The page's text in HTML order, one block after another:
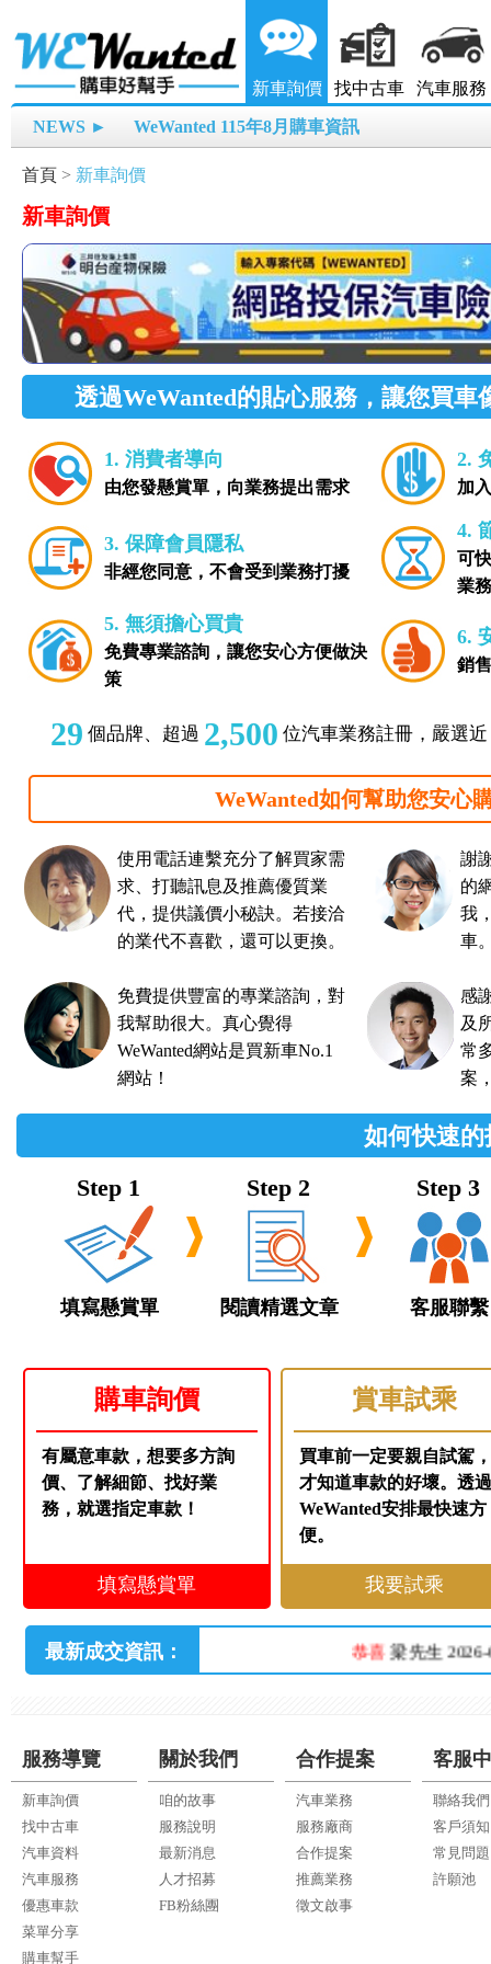
新車詢價 找中古車 汽車服務
NEWS ► WeWanted 115年8月購車資訊
首頁 > 新車詢價
新車詢價
透過WeWanted的貼心服務，讓您買車
1. 消費者導向
由您發懸賞單，向業務提出需求
2.
加
3. 保障會員隱私
非經您同意，不會受到業務打擾
4.
可
業務
5. 無須擔心買貴
免費專業諮詢，讓您安心方便做決
策
6.
銷
29 個品牌、超過 2,500 位汽車業務註冊，嚴選
WeWanted如何幫助您安心
使用電話連繫充分了解買家需
求、打聽訊息及推薦優質業
代，提供議價小秘訣。若接洽
的業代不喜歡，還可以更換。
謝
的
我
車
免費提供豐富的專業諮詢，對
我幫助很大。真心覺得
WeWanted網站是買新車No.1
網站！
感
及
常
案
如何快速
填寫懸賞單 閱讀精選文章 客服聯繫
購車詢價
有屬意車款，想要多方詢
價、了解細節、找好業
務，就選指定車款！
填寫懸賞單
賞車試乘
買車前一定要親自試駕
才知道車款的好壞。透
WeWanted安排最快速方
便。
我要試乘
最新成交資訊： 恭喜梁先生 2026-
服務導覽
新車詢價
找中古車
汽車資料
汽車服務
優惠車款
菜單分享
購車幫手
關於我們
咱的故事
服務說明
最新消息
人才招募
FB粉絲團
合作提案
汽車業務
服務廠商
合作提案
推薦業務
徵文啟事
客服
聯絡我們
客戶須知
常見問題
許願池